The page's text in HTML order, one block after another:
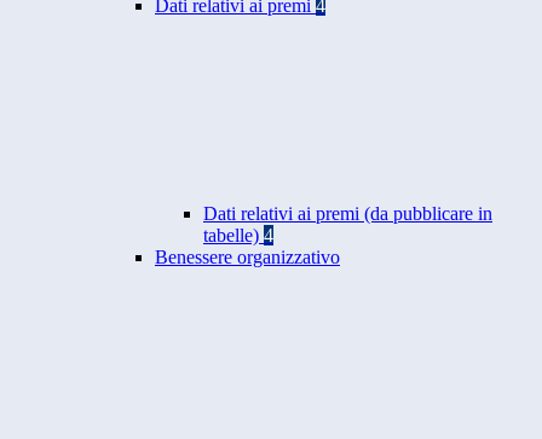
Dati relativi ai premi 4
Dati relativi ai premi (da pubblicare in
tabelle) 4
Benessere organizzativo